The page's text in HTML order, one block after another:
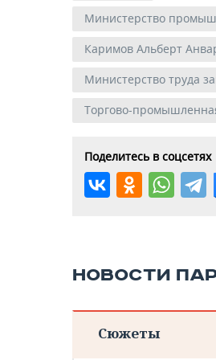
Министерство
Каримов Альберт
Министерство труда
Торгово-
Поделитесь в соцсетях
НОВОСТИ
Сюжеты